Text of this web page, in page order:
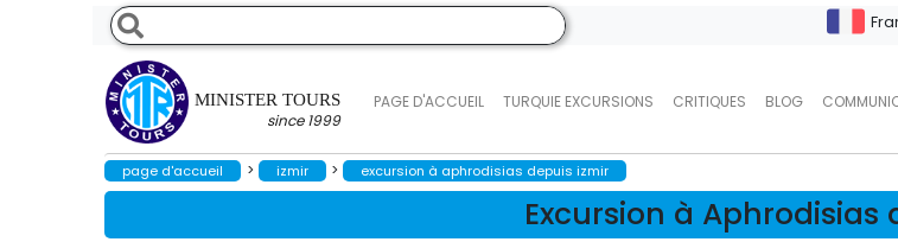
MINISTER TOURS
since 1999
PAGE D'ACCUEIL TURQUIE EXCURSIONS CRITIQUES BLOG
page d'accueil > izmir > excursion à aphrodisias depuis izmir
Excursion à Aphrodisias